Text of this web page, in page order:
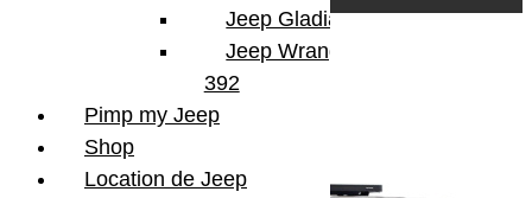
Jeep Gladiator
Jeep Wrangler V8
392
Pimp my Jeep
Shop
Location de Jeep